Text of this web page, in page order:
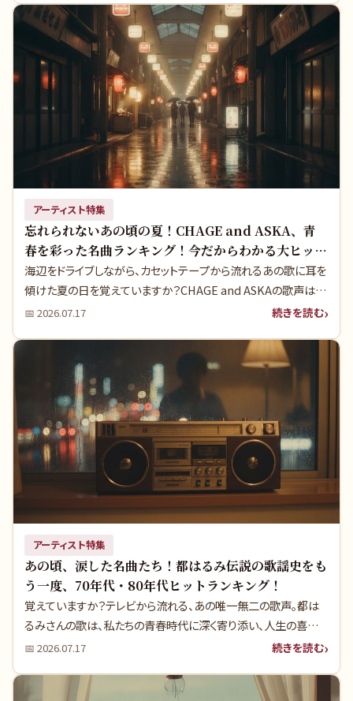
しませんか？
アーティスト特集
忘れられないあの頃の夏！CHAGE and ASKA、青
春を彩った名曲ランキング！今だからわかる大ヒット
の真実！
海辺をドライブしながら、カセットテープから流れるあの歌に耳を
傾けた夏の日を覚えていますか？CHAGE and ASKAの歌声は、
私たちの青春の様々なシーンに寄り添ってきましたよね。今回は、
紹介。実は彼らのヒットの裏には、多くの人が知らない意外な真実
が隠されているんです。
📅2026.07.17 続きを読む
アーティスト特集
あの頃、涙した名曲たち！都はるみ伝説の歌謡史をも
う一度、70年代・80年代ヒットランキング！
覚えていますか？テレビから流れる、あの唯一無二の歌声。都は
るみさんの歌は、私たちの青春時代に深く寄り添い、人生の喜びや
哀しみを教えてくれました。家族みんなで囲んだ食卓、カセットテ
に鮮やかな情景を呼び覚まします。実は、彼女の輝かしいキャリア
📅2026.07.17 続きを読む